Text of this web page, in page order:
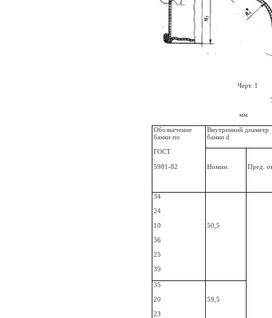
Черт. 1
мм
Обозначение
банки по
Внутренний диаметр
банки d
ГОСТ
5981-82 Номин. Пред.
34
24
10
50,5
36
25
39
35
20
23
59,5